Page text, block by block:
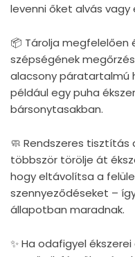
levenni őket alvás
📦 Tárolja megfelelően
szépségének
alacsony páratartalmú
például egy puha
bársonytasakban.
🧼 Rendszeres
többször törölje át
hogy eltávolítsa a
szennyeződéseket –
állapotban maradnak.
✨ Ha odafigyel